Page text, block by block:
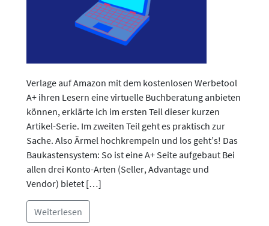
Verlage auf Amazon mit dem kostenlosen Werbetool
A+ ihren Lesern eine virtuelle Buchberatung anbieten
können, erklärte ich im ersten Teil dieser kurzen
Artikel-Serie. Im zweiten Teil geht es praktisch zur
Sache. Also Ärmel hochkrempeln und los geht’s! Das
Baukastensystem: So ist eine A+ Seite aufgebaut Bei
allen drei Konto-Arten (Seller, Advantage und
Vendor) bietet […]
Weiterlesen